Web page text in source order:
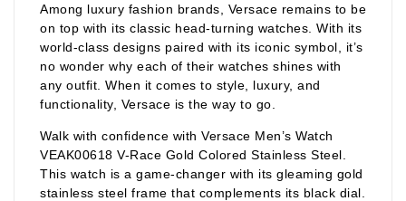
Among luxury fashion brands, Versace remains to be
on top with its classic head-turning watches. With its
world-class designs paired with its iconic symbol, it’s
no wonder why each of their watches shines with
any outfit. When it comes to style, luxury, and
functionality, Versace is the way to go.
Walk with confidence with Versace Men’s Watch
VEAK00618 V-Race Gold Colored Stainless Steel.
This watch is a game-changer with its gleaming gold
stainless steel frame that complements its black dial.